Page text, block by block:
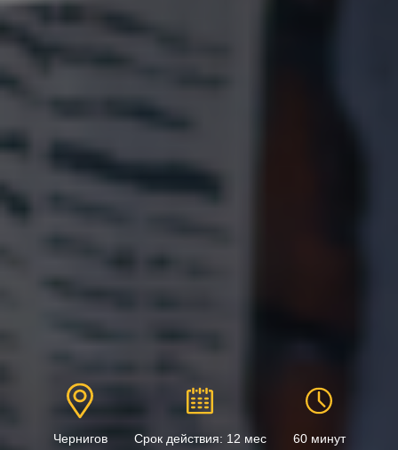
Чернигов Срок действия: 12 мес 60 минут